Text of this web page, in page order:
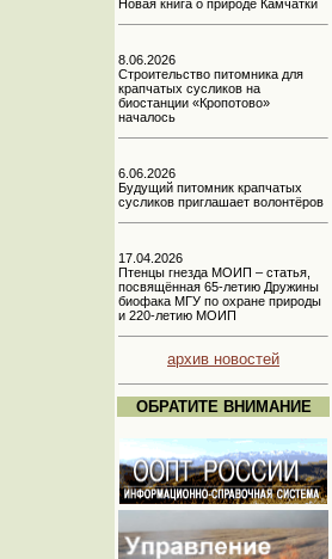
Новая книга о природе Камчатки
8.06.2026
Строительство питомника для
крапчатых сусликов на
биостанции «Кропотово»
началось
6.06.2026
Будущий питомник крапчатых
сусликов приглашает волонтёров
17.04.2026
Птенцы гнезда МОИП – статья,
посвящённая 65-летию Дружины
биофака МГУ по охране природы
и 220-летию МОИП
архив новостей
ОБРАТИТЕ ВНИМАНИЕ